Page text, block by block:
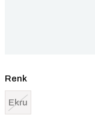
Renk
Ekru